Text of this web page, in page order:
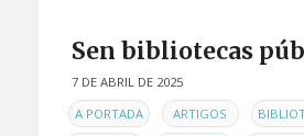
Sen bibliotecas
7 DE ABRIL DE 2025
ENA PORTADA , ARTIGOS ,